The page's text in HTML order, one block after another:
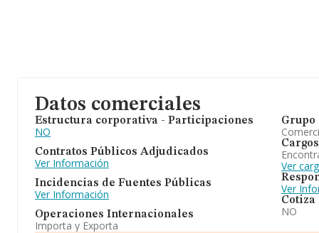
Datos comerciales
Estructura corporativa - Participaciones
NO
Contratos Públicos Adjudicados
Ver Información
Incidencias de Fuentes Públicas
Ver Información
Operaciones Internacionales
Importa y Exporta
Grupo
Cargos
Ver
Ver
Cotiza
NO